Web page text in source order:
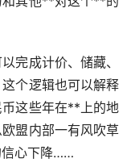
完成计价、储藏、
个逻辑也可以解释
这些年在**上的地
盟内部一有风吹草
信心下降……